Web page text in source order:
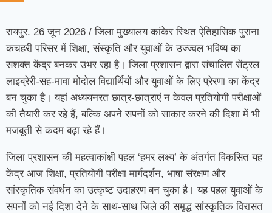
रायपुर. 26 जून 2026 / जिला मुख्यालय कांकेर स्थित ऐतिहासिक पुराना
कचहरी परिसर में शिक्षा, संस्कृति और युवाओं के उज्ज्वल भविष्य का
सशक्त केंद्र बनकर उभर रहा है। जिला प्रशासन द्वारा संचालित सेंट्रल
लाइब्रेरी-सह-मावा मोदोल विद्यार्थियों और युवाओं के लिए प्रेरणा का केंद्र
बन चुका है। यहां अध्ययनरत छात्र-छात्राएं न केवल प्रतियोगी परीक्षाओं
की तैयारी कर रहे हैं, बल्कि अपने सपनों को साकार करने की दिशा में भी
मजबूती से कदम बढ़ा रहे हैं।
जिला प्रशासन की महत्वाकांक्षी पहल ‘हमर लक्ष्य’ के अंतर्गत विकसित यह
केंद्र आज शिक्षा, प्रतियोगी परीक्षा मार्गदर्शन, भाषा संरक्षण और
सांस्कृतिक संवर्धन का उत्कृष्ट उदाहरण बन चुका है। यह पहल युवाओं के
सपनों को नई दिशा देने के साथ-साथ जिले की समृद्ध सांस्कृतिक विरासत